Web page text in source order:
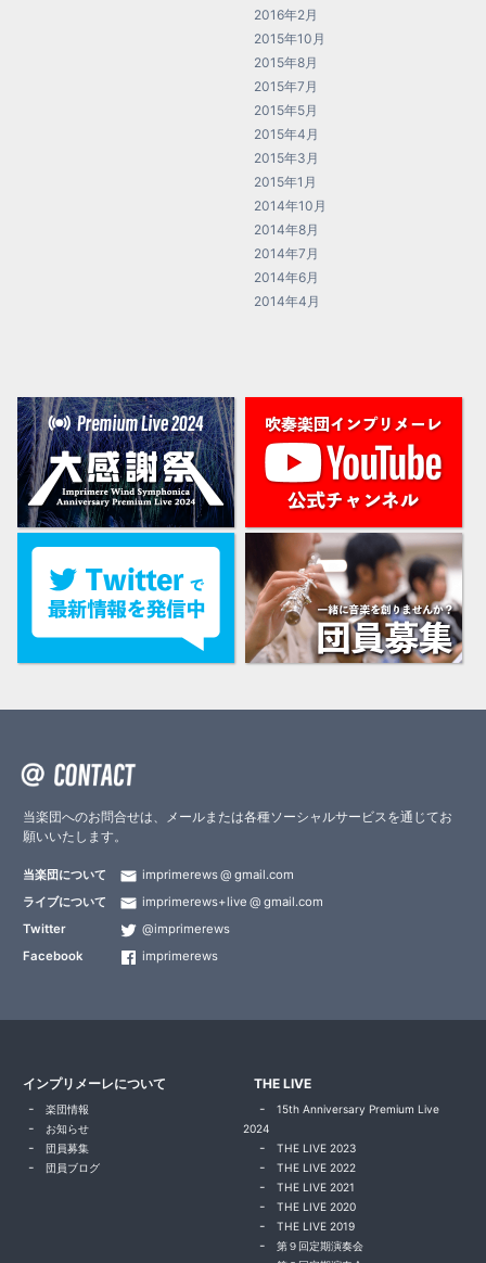
2016年2月
2015年10月
2015年8月
2015年7月
2015年5月
2015年4月
2015年3月
2015年1月
2014年10月
2014年8月
2014年7月
2014年6月
2014年4月
当楽団へのお問合せは、メールまたは各種ソーシャルサービスを通じてお
願いいたします。
当楽団について imprimerews
gmail.com
ライブについて
imprimerews+live
gmail.com
Twitter
@imprimerews
Facebook
imprimerews
インプリメーレについて
楽団情報
お知らせ
団員募集
団員ブログ
THE LIVE
15th Anniversary Premium Live
2024
THE LIVE 2023
THE LIVE 2022
THE LIVE 2021
THE LIVE 2020
THE LIVE 2019
第９回定期演奏会